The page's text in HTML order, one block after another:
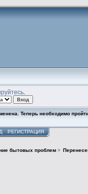
Теперь необходимо
РЕГИСТРАЦИЯ
бытовых проблем>